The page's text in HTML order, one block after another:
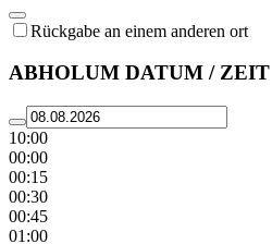
Rückgabe an einem anderen ort
ABHOLUM DATUM / ZEIT
10:00
00:00
00:15
00:30
00:45
01:00